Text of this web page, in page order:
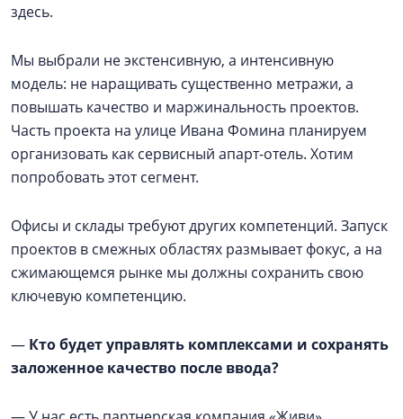
здесь.
Мы выбрали не экстенсивную, а интенсивную
модель: не наращивать существенно метражи, а
повышать качество и маржинальность проектов.
Часть проекта на улице Ивана Фомина планируем
организовать как сервисный апарт-отель. Хотим
попробовать этот сегмент.
Офисы и склады требуют других компетенций. Запуск
проектов в смежных областях размывает фокус, а на
сжимающемся рынке мы должны сохранить свою
ключевую компетенцию.
— Кто будет управлять комплексами и сохранять
заложенное качество после ввода?